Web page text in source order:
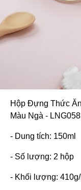
Hộp Đựng Thức
Màu Ngà -
- Dung tích: 150ml
- Số lượng: 2 hộp
- Khối lượng: